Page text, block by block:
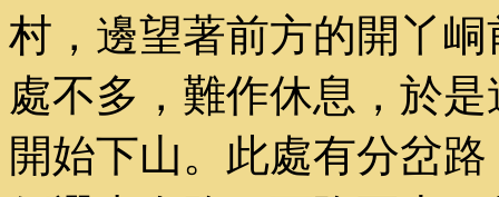
村，邊望著前方的開丫
處不多，難作休息，於
開始下山。此處有分岔